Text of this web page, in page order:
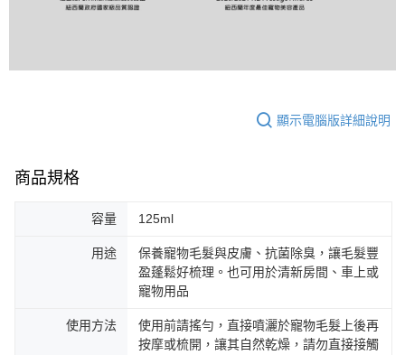
顯示電腦版詳細說明
商品規格
容量 125ml
用途
保養寵物毛髮與皮膚、抗菌除臭，讓毛髮豐
盈蓬鬆好梳理。也可用於清新房間、車上或
寵物用品
使用方法
使用前請搖勻，直接噴灑於寵物毛髮上後再
按摩或梳開，讓其自然乾燥，請勿直接接觸